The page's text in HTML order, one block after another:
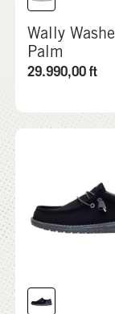
Wally
Palm
29.990,00ft